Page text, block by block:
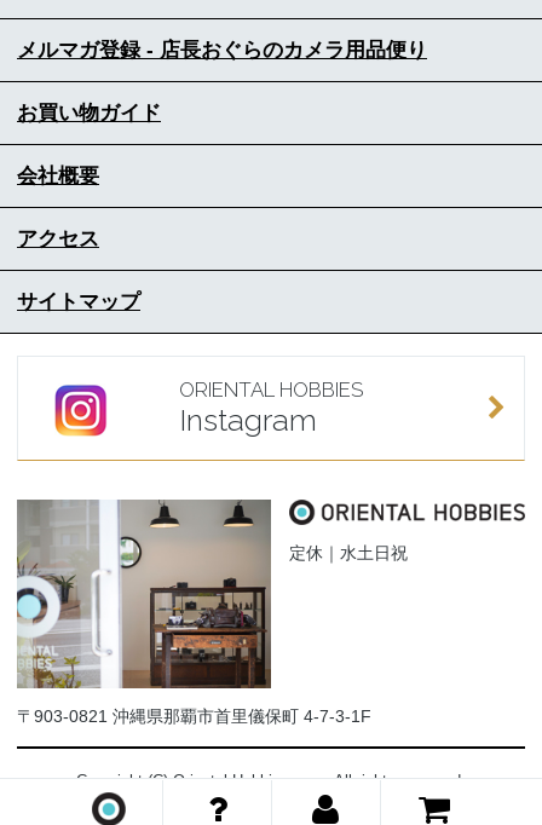
メルマガ登録 - 店長おぐらのカメラ用品便り
お買い物ガイド
会社概要
アクセス
サイトマップ
ORIENTAL HOBBIES
Instagram
定休｜水土日祝
〒903-0821 沖縄県那覇市首里儀保町 4-7-3-1F
Copyright (C) Oriental-Hobbies.com. All rights reserved.